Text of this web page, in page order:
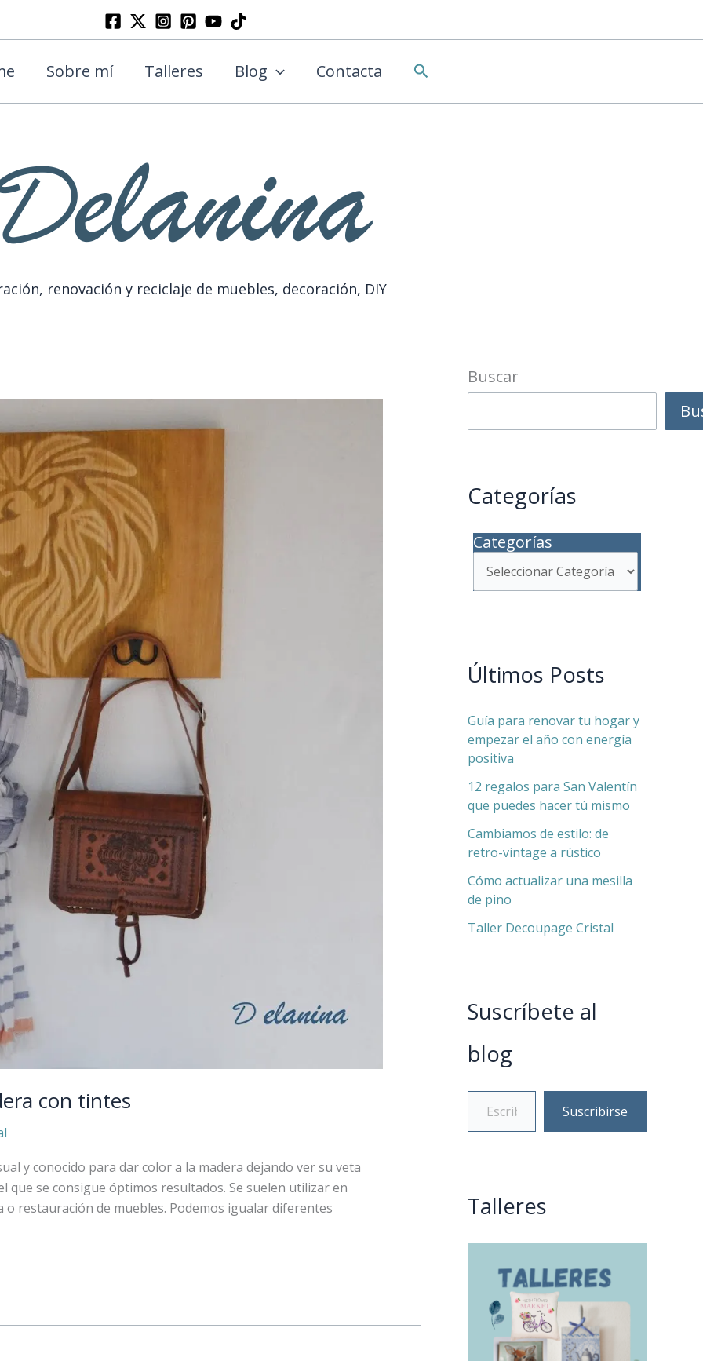
Sobre mí Talleres Blog Contacta Buscar
renovación y reciclaje de muebles, decoración, DIY
con tintes
y conocido para dar color a la madera dejando ver su veta
que se consigue óptimos resultados. Se suelen utilizar en
restauración de muebles. Podemos igualar diferentes
Buscar
Categorías
Categorías
Últimos Posts
Guía para renovar tu hogar y
empezar el año con energía
positiva
12 regalos para San Valentín
que puedes hacer tú mismo
Cambiamos de estilo: de
retro-vintage a rústico
Cómo actualizar una mesilla
de pino
Taller Decoupage Cristal
Suscríbete al
blog
Suscribirse
Talleres
Buscar